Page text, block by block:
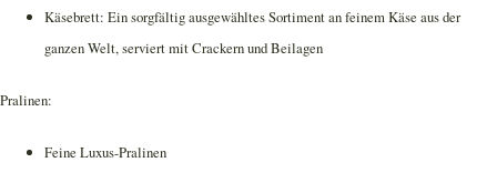
Käsebrett: Ein sorgfältig ausgewähltes Sortiment an feinem Käse aus der
ganzen Welt, serviert mit Crackern und Beilagen
Pralinen:
Feine Luxus-Pralinen